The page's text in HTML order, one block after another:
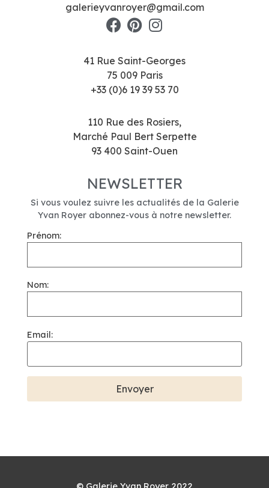
galerieyvanroyer@gmail.com
41 Rue Saint-Georges
75 009 Paris
+33 (0)6 19 39 53 70
110 Rue des Rosiers,
Marché Paul Bert Serpette
93 400 Saint-Ouen
NEWSLETTER
Si vous voulez suivre les actualités de la Galerie
Yvan Royer abonnez-vous à notre newsletter.
Prénom:
Nom:
Email: